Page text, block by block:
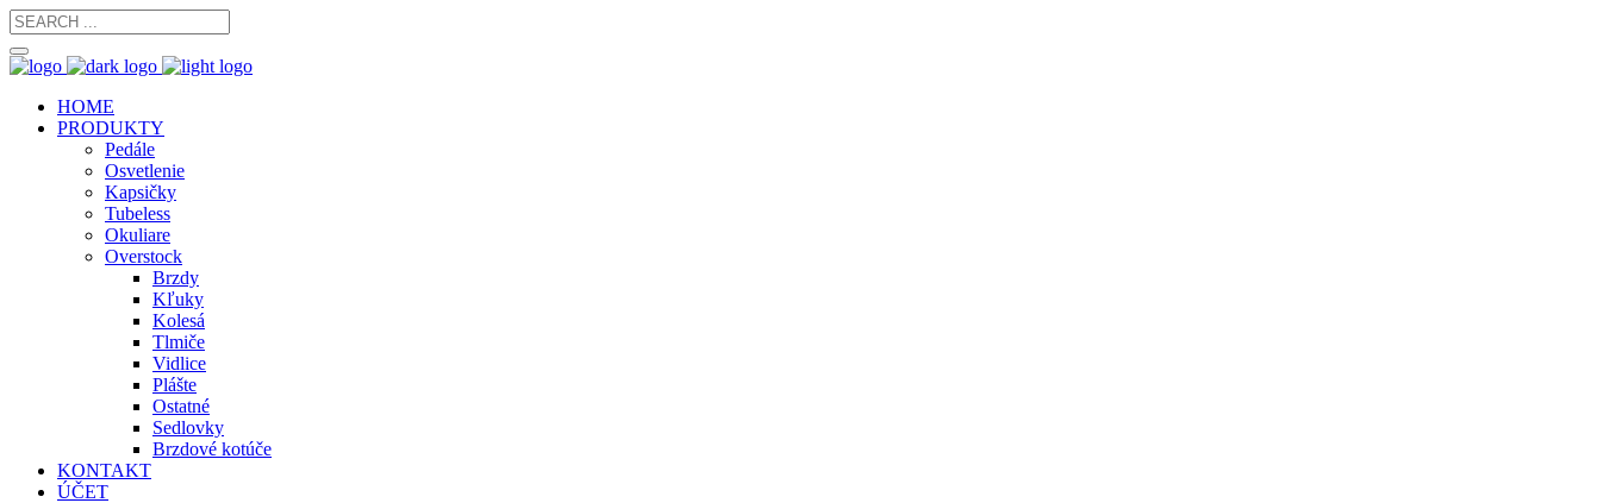
HOME
PRODUKTY
Pedále
Osvetlenie
Kapsičky
Tubeless
Okuliare
Overstock
Brzdy
Kľuky
Kolesá
Tlmiče
Vidlice
Plášte
Ostatné
Sedlovky
Brzdové kotúče
KONTAKT
ÚČET